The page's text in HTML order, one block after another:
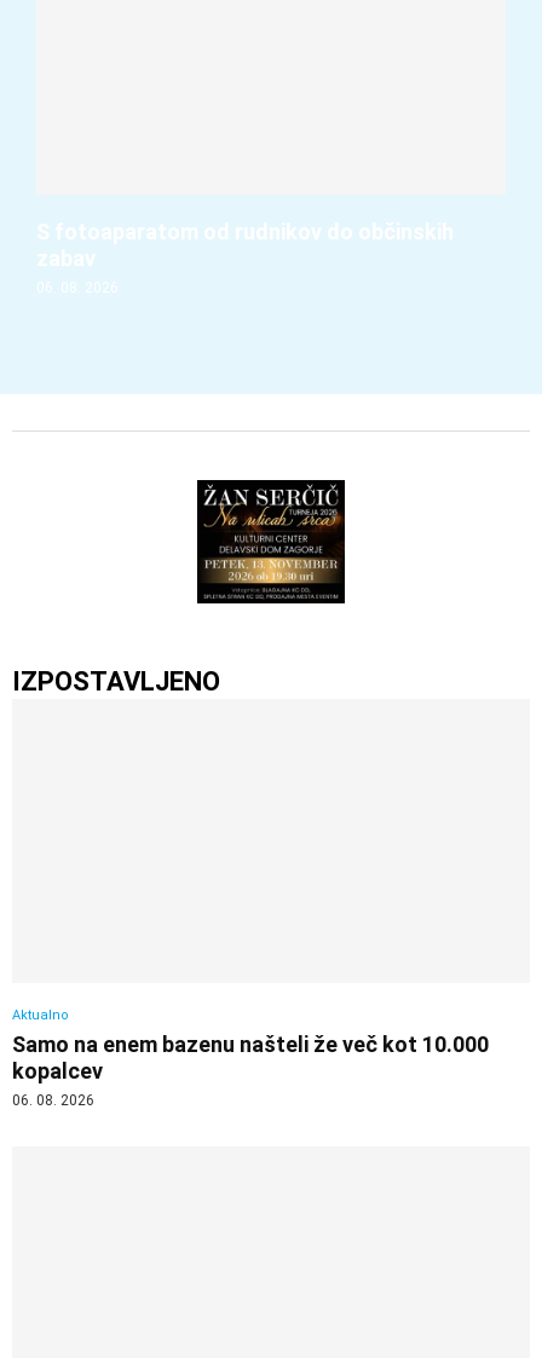
S fotoaparatom od rudnikov do občinskih
zabav
06. 08. 2026
IZPOSTAVLJENO
Aktualno
Samo na enem bazenu našteli že več kot 10.000
kopalcev
06. 08. 2026